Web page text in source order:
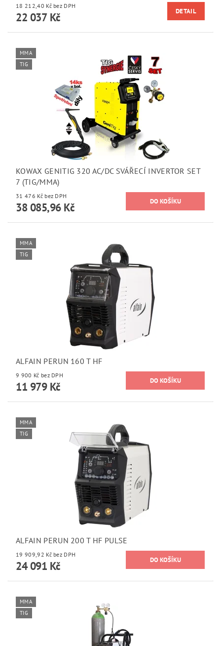
18 212,40 Kč bez DPH
22 037 Kč DETAIL
MMA
TIG
KOWAX GENITIG 320 AC/DC SVÁŘECÍ INVERTOR SET
7 (TIG/MMA)
31 476 Kč bez DPH
38 085,96 Kč
MMA
TIG
ALFAIN PERUN 160 T HF
9 900 Kč bez DPH
11 979 Kč
MMA
TIG
ALFAIN PERUN 200 T HF PULSE
19 909,92 Kč bez DPH
24 091 Kč
MMA
TIG